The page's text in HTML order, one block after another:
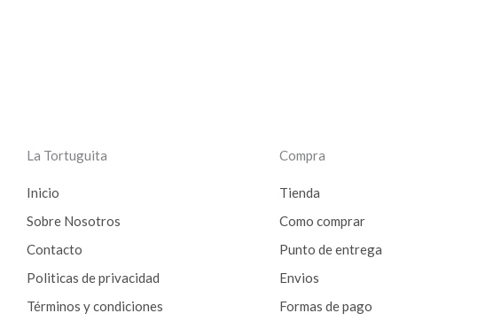
La Tortuguita
Inicio
Sobre Nosotros
Contacto
Politicas de privacidad
Términos y condiciones
Compra
Tienda
Como comprar
Punto de entrega
Envios
Formas de pago